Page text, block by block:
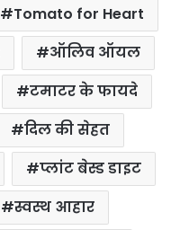
Tomato for Heart
ऑलिव ऑयल
टमाटर के फायदे
दिल की सेहत
प्लांट बेस्ड डाइट
स्वस्थ आहार